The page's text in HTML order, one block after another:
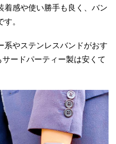
着感や使い勝手も良く、バン
。
系やステンレスバンドがおす
ードパーティー製は安くて